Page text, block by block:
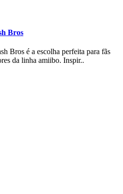
Bros
Bros é a escolha perfeita para fãs
da linha amiibo. Inspir..